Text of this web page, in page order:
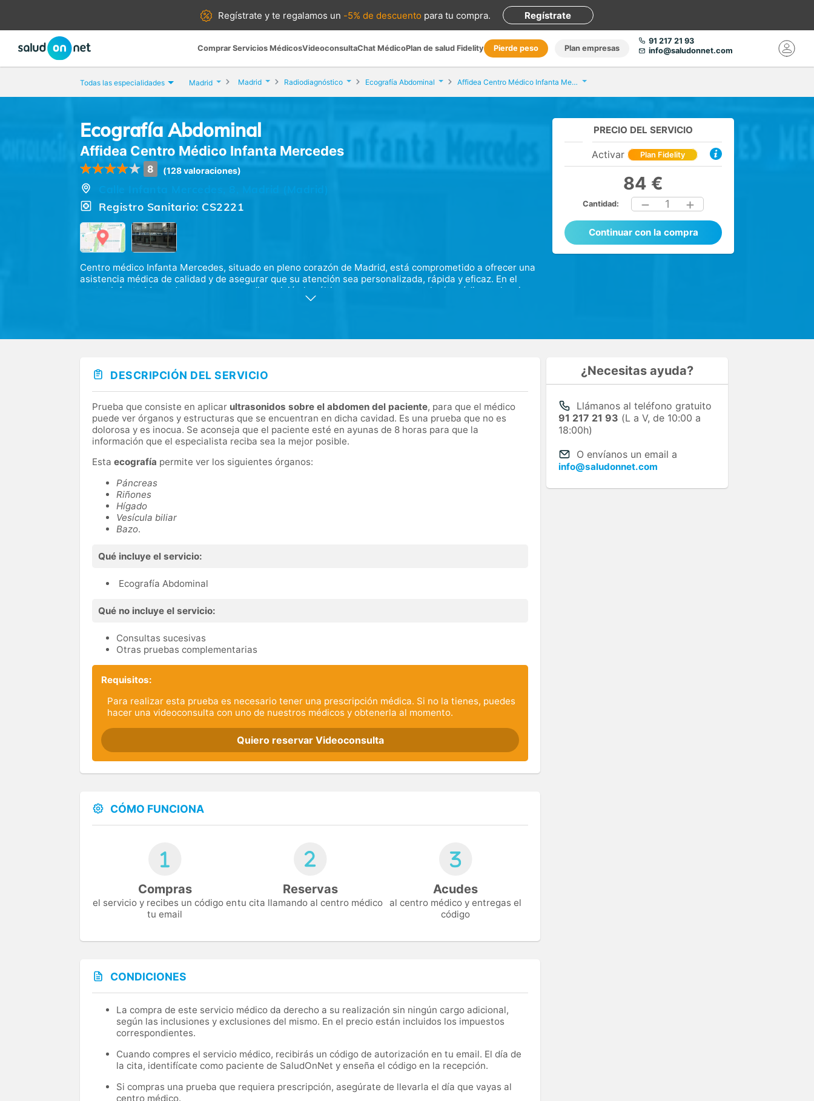
Regístrate yte regalamos un -5% de descuento para tu compra. Regístrate
Comprar Servicios MédicosVideoconsultaChat MédicoPlan de salud Fidelity Pierde peso Plan empresas
91 217 21 93
info@saludonnet.com
Todas las especialidades Madrid Madrid Radiodiagnóstico Ecografía Abdominal Affidea Centro Médico Infanta Mercedes
Ecografía Abdominal
Affidea Centro Médico Infanta Mercedes
8 (128 valoraciones)
Registro Sanitario: CS2221
Centro médico Infanta Mercedes, situado en pleno corazón de Madrid, está comprometido a ofrecer una
asistencia médica de calidad y de asegurar que su atención sea personalizada, rápida y eficaz. En el
centro Infanta Mercedes ponemos a tu disposición los últimos avances en tecnología médica y el mejor
medicina familiar, pediatría, enfermería y psicología de forma diaria y continuada. Además, contamos con
PRECIO DEL SERVICIO
Activar Plan Fidelity
84 €
Cantidad: 1
Continuar con la compra
DESCRIPCIÓN DEL SERVICIO
Prueba que consiste en aplicar ultrasonidos sobre el abdomen del paciente, para que el médico
puede ver órganos y estructuras que se encuentran en dicha cavidad. Es una prueba que no es
dolorosa y es inocua. Se aconseja que el paciente esté en ayunas de 8 horas para que la
información que el especialista reciba sea la mejor posible.
Esta ecografía permite ver los siguientes órganos:
Páncreas
Riñones
Hígado
Vesícula biliar
Bazo.
Qué incluye el servicio:
Ecografía Abdominal
Qué no incluye el servicio:
Consultas sucesivas
Otras pruebas complementarias
Requisitos:
Para realizar esta prueba es necesario tener una prescripción médica. Si no la tienes, puedes
hacer una videoconsulta con uno de nuestros médicos y obtenerla al momento.
Quiero reservar Videoconsulta
CÓMO FUNCIONA
Compras
el servicio y recibes un código en
tu email
Reservas
tu cita llamando al centro médico
Acudes
al centro médico y entregas el
código
CONDICIONES
La compra de este servicio médico da derecho a su realización sin ningún cargo adicional,
según las inclusiones y exclusiones del mismo. En el precio están incluidos los impuestos
correspondientes.
Cuando compres el servicio médico, recibirás un código de autorización en tu email. El día de
la cita, identifícate como paciente de SaludOnNet y enseña el código en la recepción.
Si compras una prueba que requiera prescripción, asegúrate de llevarla el día que vayas al
centro médico.
¿Necesitas ayuda?
Llámanos al teléfono gratuito
91 217 21 93 (L a V, de 10:00 a
18:00h)
O envíanos un email a
info@saludonnet.com